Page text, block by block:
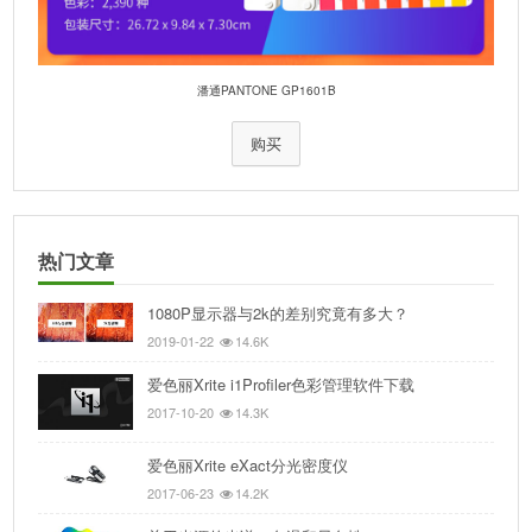
潘通PANTONE GP1601B
购买
热门文章
1080P显示器与2k的差别究竟有多大？
2019-01-22 14.6K
爱色丽Xrite i1Profiler色彩管理软件下载
2017-10-20 14.3K
爱色丽Xrite eXact分光密度仪
2017-06-23 14.2K